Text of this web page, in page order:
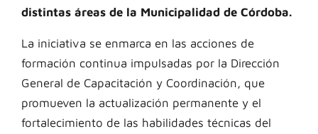
distintas áreas de la Municipalidad de Córdoba.
La iniciativa se enmarca en las acciones de
formación continua impulsadas por la Dirección
General de Capacitación y Coordinación, que
promueven la actualización permanente y el
fortalecimiento de las habilidades técnicas del